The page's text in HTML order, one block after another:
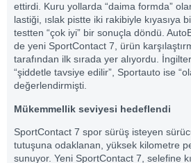
ettirdi. Kuru yollarda “daima formda”
lastiği, ıslak pistte iki rakibiyle kıyasıya
testten “çok iyi” bir sonuçla döndü.
de yeni SportContact 7, ürün
tarafından ilk sırada yer alıyordu.
“şiddetle tavsiye edilir”, Sportauto ise
değerlendirmişti.
Mükemmellik seviyesi hedeflendi
SportContact 7 spor sürüş isteyen
tutuşuna odaklanan, yüksek kilometre
sunuyor. Yeni SportContact 7, selefine